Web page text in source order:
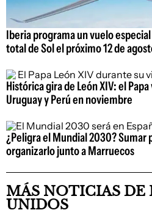
Iberia programa un vuelo
total de Sol el próximo 12 de
Histórica gira de León XIV: el
Uruguay y Perú en noviembre
¿Peligra el Mundial 2030? Sumar
organizarlo junto a Marruecos
MÁS NOTICIAS DE
UNIDOS